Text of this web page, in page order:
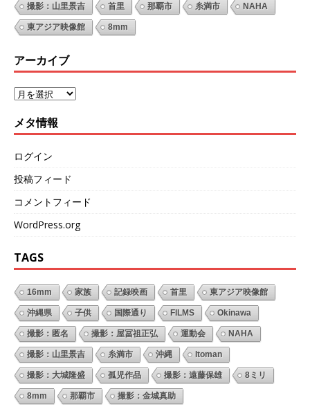
撮影：山里景吉 首里 那覇市 糸満市 NAHA
東アジア映像館 8mm
アーカイブ
メタ情報
ログイン
投稿フィード
コメントフィード
WordPress.org
TAGS
16mm 家族 記録映画 首里 東アジア映像館
沖縄県 子供 国際通り FILMS Okinawa
撮影：匿名 撮影：屋冨祖正弘 運動会 NAHA
撮影：山里景吉 糸満市 沖縄 Itoman
撮影：大城隆盛 孤児作品 撮影：遠藤保雄 8ミリ
8mm 那覇市 撮影：金城真助